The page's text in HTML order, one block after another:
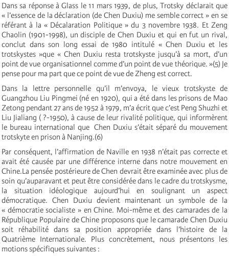
Dans sa réponse à Glass le 11 mars 1939, de plus, Trotsky déclarait que
« l’essence de la déclaration (de Chen Duxiu) me semble correct » en se
référant à la « Décalaration Politique » du 3 novembre 1938. Et Zeng
Chaolin (1901-1998), un disciple de Chen Duxiu et qui en fut un rival,
conclut dans son long essai de 1980 intitulé « Chen Duxiu et les
trotskystes »que « Chen Duxiu resta trotskyste jusqu’à sa mort, d’un
point de vue organisationnel comme d’un point de vue théorique. »(5) Je
pense pour ma part que ce point de vue de Zheng est correct.
Dans la lettre personnelle qu’il m’envoya, le vieux trotskyste de
Guangzhou Liu Pingmei (né en 1920), qui a été dans les prisons de Mao
Zetong pendant 27 ans de 1952 à 1979, m’a écrit que c’est Peng Shuzhi et
Liu Jialiang ( ?-1950), à cause de leur rivalité politique, qui informèrent
le bureau international que Chen Duxiu s’était séparé du mouvement
trotskyte en prison à Nanjing.(6)
Par conséquent, l’affirmation de Naville en 1938 n’était pas correcte et
avait été causée par une différence interne dans notre mouvement en
Chine.La pensée postérieure de Chen devrait être examinée avec plus de
soin qu’auparavant et peut être considérée dans le cadre du trotskysme,
la situation idéologique aujourd’hui en soulignant un aspect
démocratique. Chen Duxiu devient maintenant un symbole de la
« démocratie socialiste » en Chine. Moi-même et des camarades de la
République Populaire de Chine proposons que le camarade Chen Duxiu
soit réhabilité dans sa position appropriée dans l’histoire de la
Quatrième Internationale. Plus concrètement, nous présentons les
motions spécifiques suivantes :